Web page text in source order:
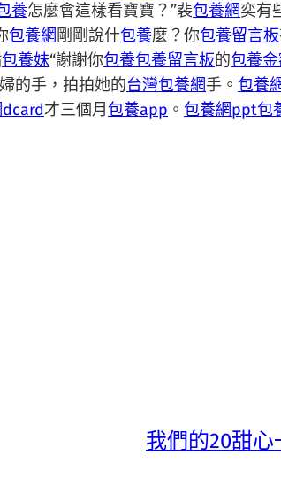
養怎麼會這樣看寶寶？”裴包養網奕有
包養網 剛剛說什包養麼？你包養留言板
包養妹“謝謝你包養包養留言板的包養
的手，拍拍她的台灣包養網手。 包養
才三個月包養app 。 包養網ppt包
我們的20甜